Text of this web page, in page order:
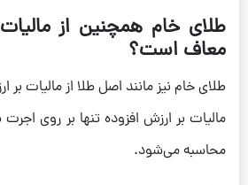
طلای خام همچنین از
معاف است؟
طلای خام نیز مانند اصل طلا از مالیات
مالیات بر ارزش افزوده تنها بر روی
محاسبه می‌شود.